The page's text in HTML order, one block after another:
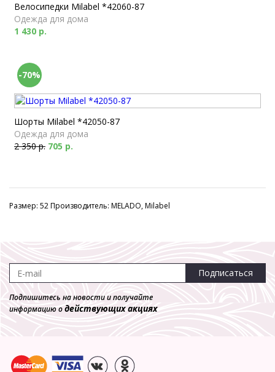
Велосипедки Milabel *42060-87
Одежда для дома
1 430 р.
-70%
Шорты Milabel *42050-87
Одежда для дома
2 350 р. 705 р.
Размер: 52 Производитель: MELADO, Milabel
Подписаться
Подпишитесь на новости и получайте
информацию одействующих акциях